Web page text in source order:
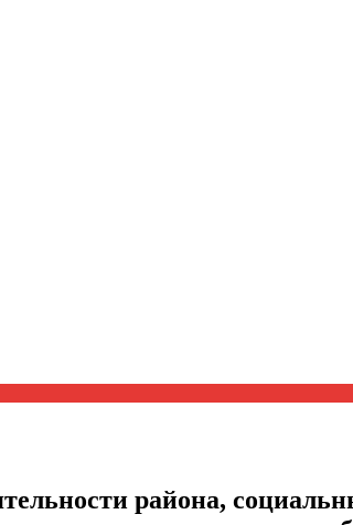
района,